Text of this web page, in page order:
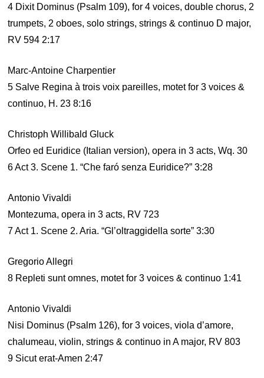
4 Dixit Dominus (Psalm 109), for 4 voices, double chorus, 2
trumpets, 2 oboes, solo strings, strings & continuo D major,
RV 594 2:17
Marc-Antoine Charpentier
5 Salve Regina à trois voix pareilles, motet for 3 voices &
continuo, H. 23 8:16
Christoph Willibald Gluck
Orfeo ed Euridice (Italian version), opera in 3 acts, Wq. 30
6 Act 3. Scene 1. “Che faró senza Euridice?” 3:28
Antonio Vivaldi
Montezuma, opera in 3 acts, RV 723
7 Act 1. Scene 2. Aria. “Gl’oltraggidella sorte” 3:30
Gregorio Allegri
8 Repleti sunt omnes, motet for 3 voices & continuo 1:41
Antonio Vivaldi
Nisi Dominus (Psalm 126), for 3 voices, viola d’amore,
chalumeau, violin, strings & continuo in A major, RV 803
9 Sicut erat-Amen 2:47